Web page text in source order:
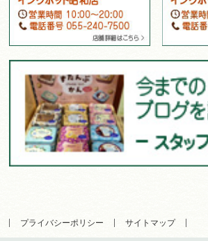
プライバシーポリシー サイトマップ